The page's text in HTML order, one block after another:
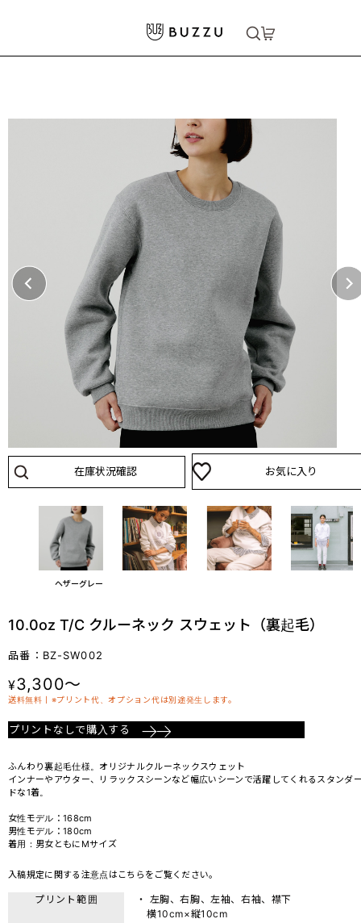
パーカー・スウェット >スウェット
10.0oz T/C クルーネック スウェット（裏起毛）
在庫状況確認 お気に入り
ヘザーグレー
10.0oz T/C クルーネック スウェット（裏起毛）
品番：BZ-SW002
¥3,300～
送料無料丨※プリント代、オプション代は別途発生します。
プリントなしで購入する
ふんわり裏起毛仕様。オリジナルクルーネックスウェット
インナーやアウター、リラックスシーンなど幅広いシーンで活躍してくれるスタンダ
ドな1着。
女性モデル：168cm
男性モデル：180cm
着用：男女ともにMサイズ
入稿規定に関する注意点は こちら をご覧ください。
プリント範囲
・ 左胸、右胸、左袖、右袖、襟下
横10cm×縦10cm